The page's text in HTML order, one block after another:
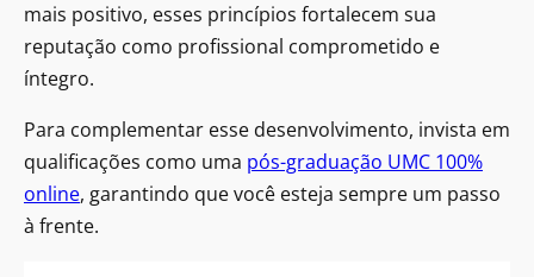
mais positivo, esses princípios fortalecem sua
reputação como profissional comprometido e
íntegro.
Para complementar esse desenvolvimento, invista em
qualificações como uma pós-graduação UMC 100%
online, garantindo que você esteja sempre um passo
à frente.